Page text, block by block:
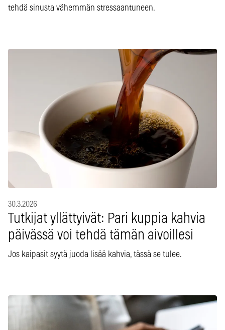
tehdä sinusta vähemmän stressaantuneen.
30.3.2026
Tutkijat yllättyivät: Pari kuppia kahvia
päivässä voi tehdä tämän aivoillesi
Jos kaipasit syytä juoda lisää kahvia, tässä se tulee.